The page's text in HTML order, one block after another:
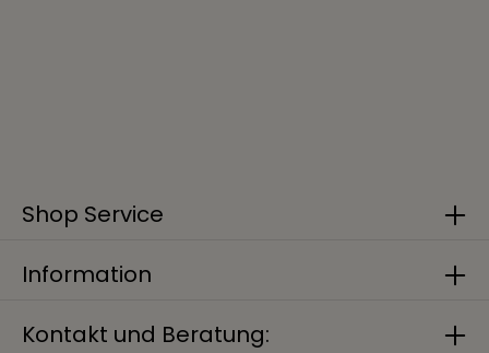
Kontakt und Beratung:
Shop Service
Information